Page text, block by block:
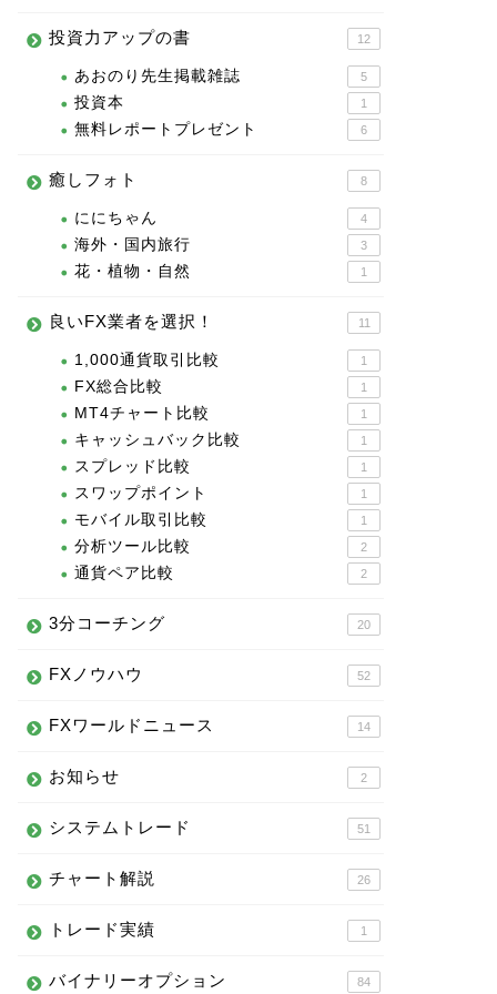
投資力アップの書 12
あおのり先生掲載雑誌 5
投資本 1
無料レポートプレゼント 6
癒しフォト 8
ににちゃん 4
海外・国内旅行 3
花・植物・自然 1
良いFX業者を選択！ 11
1,000通貨取引比較 1
FX総合比較 1
MT4チャート比較 1
キャッシュバック比較 1
スプレッド比較 1
スワップポイント 1
モバイル取引比較 1
分析ツール比較 2
通貨ペア比較 2
3分コーチング 20
FXノウハウ 52
FXワールドニュース 14
お知らせ 2
システムトレード 51
チャート解説 26
トレード実績 1
バイナリーオプション 84